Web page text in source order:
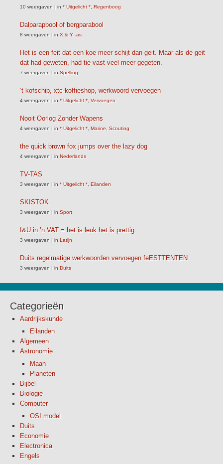
10 weergaven | in * Uitgelicht * Regenboog
Dalparapbool of bergparabool
8 weergaven | in X & Y -as
Het is een feit dat een koe meer schijt dan geit. Maar als de geit
dat had geweten, had tie vast veel meer gegeten.
7 weergaven | in Spelling
’t kofschip, xtc-koffieshop, werkwoord vervoegen
4 weergaven | in * Uitgelicht * Vervoegen
Nooit Oorlog Zonder Wapens
4 weergaven | in * Uitgelicht * Marine Scouting
the quick brown fox jumps over the lazy dog
4 weergaven | in Nederlands
TV-TAS
3 weergaven | in * Uitgelicht * Eilanden
SKISTOK
3 weergaven | in Sport
I&U in ’n VAT = het is leuk het is prettig
3 weergaven | in Latijn
Duits regelmatige werkwoorden vervoegen feESTTENTEN
3 weergaven | in Duits
Categorieën
Aardrijkskunde
Eilanden
Algemeen
Astronomie
Maan
Planeten
Bijbel
Biologie
Computer
OSI model
Duits
Economie
Electronica
Engels